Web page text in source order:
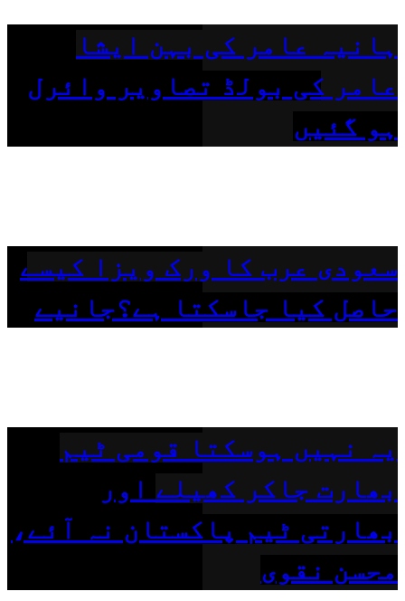
ہانیہ عامر کی بہن ایشا
عامر کی بولڈ تصاویر وائرل
ہو گئیں
سعودی عرب کا ورک ویزا کیسے
حاصل کیا جاسکتا ہے؟جانیے
یہ نہیں ہوسکتا قومی ٹیم
بھارت جاکر کھیلے اور
بھارتی ٹیم پاکستان نہ آئے،
محسن نقوی